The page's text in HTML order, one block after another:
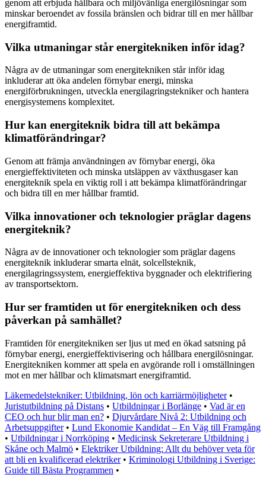
genom att erbjuda hållbara och miljövänliga energilösningar som
minskar beroendet av fossila bränslen och bidrar till en mer hållbar
energiframtid.
Vilka utmaningar står energitekniken inför idag?
Några av de utmaningar som energitekniken står inför idag
inkluderar att öka andelen förnybar energi, minska
energiförbrukningen, utveckla energilagringstekniker och hantera
energisystemens komplexitet.
Hur kan energiteknik bidra till att bekämpa
klimatförändringar?
Genom att främja användningen av förnybar energi, öka
energieffektiviteten och minska utsläppen av växthusgaser kan
energiteknik spela en viktig roll i att bekämpa klimatförändringar
och bidra till en mer hållbar framtid.
Vilka innovationer och teknologier präglar dagens
energiteknik?
Några av de innovationer och teknologier som präglar dagens
energiteknik inkluderar smarta elnät, solcellsteknik,
energilagringssystem, energieffektiva byggnader och elektrifiering
av transportsektorn.
Hur ser framtiden ut för energitekniken och dess
påverkan på samhället?
Framtiden för energitekniken ser ljus ut med en ökad satsning på
förnybar energi, energieffektivisering och hållbara energilösningar.
Energitekniken kommer att spela en avgörande roll i omställningen
mot en mer hållbar och klimatsmart energiframtid.
Läkemedelstekniker: Utbildning, lön och karriärmöjligheter•
Juristutbildning på Distans • Utbildningar i Borlänge • Vad är en
CEO och hur blir man en? • Djurvårdare Nivå 2: Utbildning och
Arbetsuppgifter• Lund Ekonomie Kandidat – En Väg till Framgång
• Utbildningar i Norrköping • Medicinsk Sekreterare Utbildning i
Skåne och Malmö • Elektriker Utbildning: Allt du behöver veta för
att bli en kvalificerad elektriker• Kriminologi Utbildning i Sverige:
Guide till Bästa Programmen •